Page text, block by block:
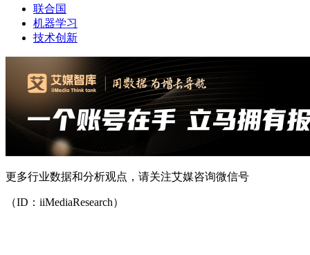
联合国
机器学习
技术创新
更多行业数据和分析观点，请关注艾媒咨询微信号
（ID：iiMediaResearch）